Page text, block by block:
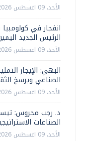
الأحد، 09 اغسطس 2026 03:30 ص
انفجار في
الرئيس الجديد
الأحد، 09 اغسطس 2026 03:24 ص
البهي: الإيجار
الصناعي ويرسخ
الأحد، 09 اغسطس 2026 01:43 ص
د. رجب محروس:
الصناعات
الأحد، 09 اغسطس 2026 01:35 ص